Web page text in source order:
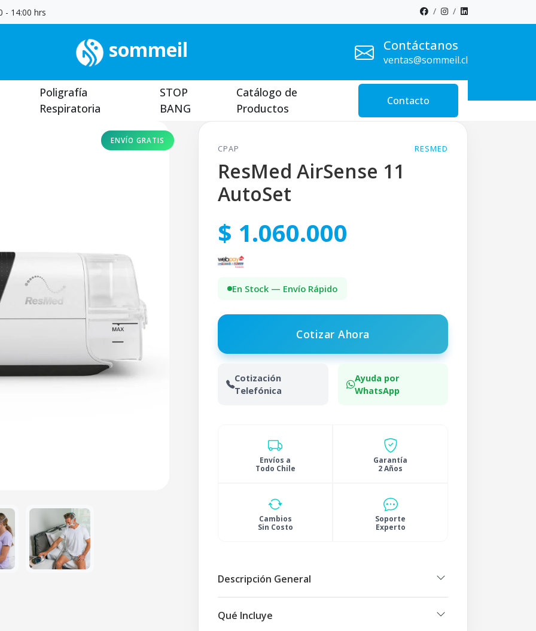
- 14:00 hrs
sommeil Contáctanos
ventas@sommeil.cl
Poligrafía
Respiratoria
STOP
BANG
Catálogo de
Productos
Contacto
ENVÍO GRATIS
CPAP RESMED
ResMed AirSense 11
AutoSet
$ 1.060.000
En Stock — Envío Rápido
Cotizar Ahora
Cotización
Telefónica
Ayuda por
WhatsApp
Envíos a
Todo Chile
Garantía
2 Años
Cambios
Sin Costo
Soporte
Experto
Descripción General
Qué Incluye